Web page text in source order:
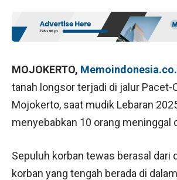
MOJOKERTO,
tanah longsor terjadi di jalur Pacet-
Mojokerto, saat mudik Lebaran
menyebabkan 10 orang meninggal
Sepuluh korban tewas berasal dari
korban yang tengah berada di